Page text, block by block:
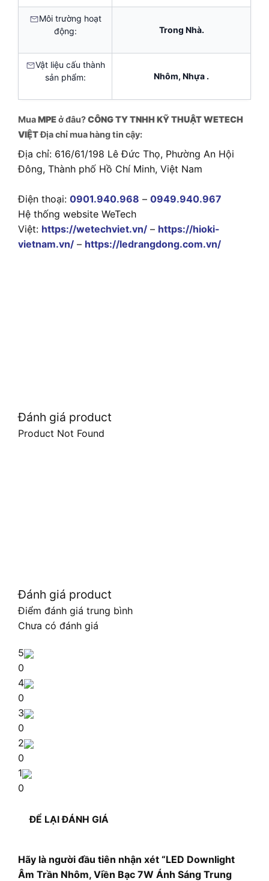
Môi trường hoạt
động:
Trong Nhà.
Vật liệu cấu thành
sản phẩm:
Nhôm, Nhựa .
MuaMPEở đâu?CÔNG TY TNHH KỸ THUẬT WETECH
VIỆTĐịa chỉ mua hàng tin cậy:
Địa chỉ: 616/61/198 Lê Đức Thọ, Phường An Hội
Đông, Thành phố Hồ Chí Minh, Việt Nam
Điện thoại: 0901.940.968 – 0949.940.967
Hệ thống website WeTech
Việt: https://wetechviet.vn/ – https://hioki-
vietnam.vn/ – https://ledrangdong.com.vn/
Đánh giá product
Product Not Found
Đánh giá product
Điểm đánh giá trung bình
Chưa có đánh giá
5
0
4
0
3
0
2
0
1
0
ĐỂ LẠI ĐÁNH GIÁ
Hãy là người đầu tiên nhận xét “LED Downlight
Âm Trần Nhôm, Viền Bạc 7W Ánh Sáng Trung